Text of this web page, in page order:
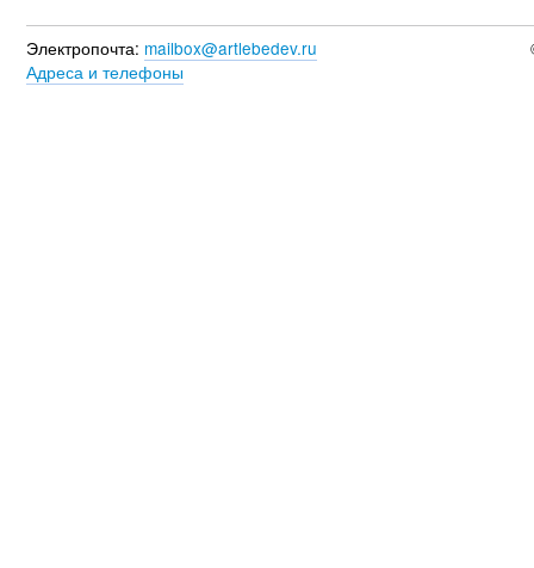
Электропочта: mailbox@artlebedev.ru
Адреса и телефоны